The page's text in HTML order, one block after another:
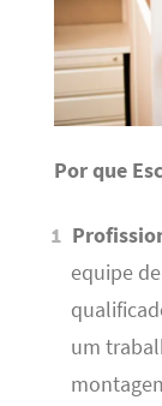
Por que
equipe
um